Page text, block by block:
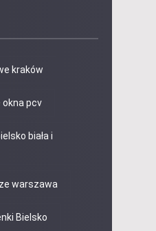
kraków
pcv
biała i
warszawa
Bielsko